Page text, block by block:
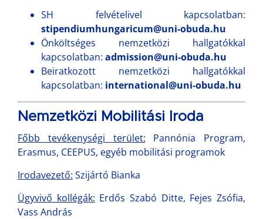
SH felvételivel kapcsolatban:
stipendiumhungaricum@uni-obuda.hu
Önköltséges nemzetközi hallgatókkal
kapcsolatban: admission@uni-obuda.hu
Beiratkozott nemzetközi hallgatókkal
kapcsolatban: international@uni-obuda.hu
Nemzetközi Mobilitási Iroda
Főbb tevékenységi terület: Pannónia Program,
Erasmus, CEEPUS, egyéb mobilitási programok
Irodavezető: Szijártó Bianka
Ügyvivő kollégák: Erdős Szabó Ditte, Fejes Zsófia,
Vass András